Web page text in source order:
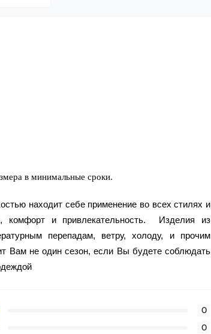
в минимальные сроки.
находит себе применение во всех стилях и
и привлекательность. Изделия из
перепадам, ветру, холоду, и прочим
Вам не один сезон, если Вы будете соблюдать
0
0